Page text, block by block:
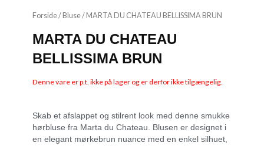
Forside/ Bluse/ MARTA DU CHATEAU BELLISSIMA BRUN
MARTA DU CHATEAU
BELLISSIMA BRUN
Denne vare er p.t. ikke på lager og er derfor ikke tilgængelig.
Skab et afslappet og stilrent look med denne smukke
hørbluse fra Marta du Chateau. Blusen er designet i
en elegant mørkebrun nuance med en enkel silhuet,